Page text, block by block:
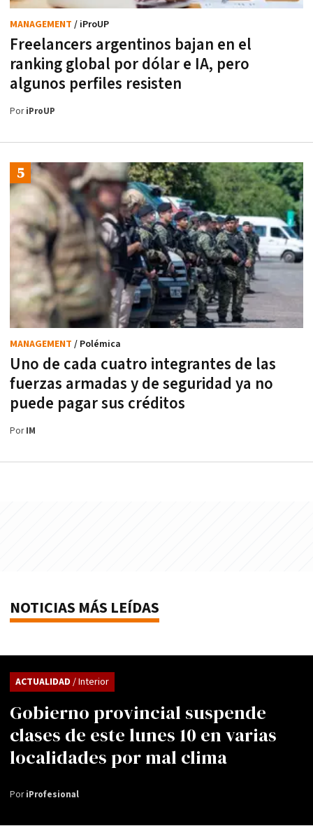
Freelancers argentinos bajan en el
ranking global por dólar e IA, pero
algunos perfiles resisten
MANAGEMENT / iProUP
PoriProUP
Uno de cada cuatro integrantes de las
fuerzas armadas y de seguridad ya no
puede pagar sus créditos
MANAGEMENT / Polémica
PorIM
NOTICIAS MÁS LEÍDAS
Gobierno provincial suspende
clases de este lunes 10 en varias
localidades por mal clima
ACTUALIDAD / Interior
PoriProfesional